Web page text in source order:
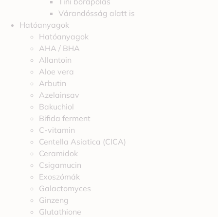
Várandósság alatt is
Hatóanyagok
Hatóanyagok
AHA / BHA
Allantoin
Aloe vera
Arbutin
Azelainsav
Bakuchiol
Bifida ferment
C-vitamin
Centella Asiatica (CICA)
Ceramidok
Csigamucin
Exoszómák
Galactomyces
Ginzeng
Glutathione